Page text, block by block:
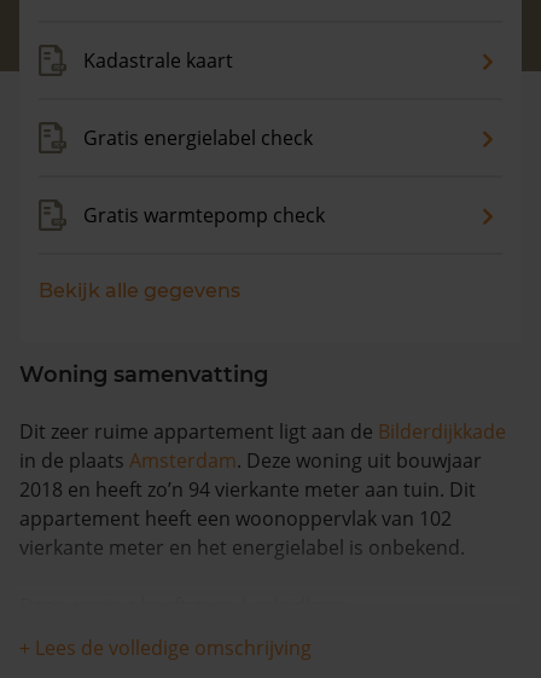
Kadastrale kaart
Gratis energielabel check
Gratis warmtepomp check
Bekijk alle gegevens
Woning samenvatting
Dit zeer ruime appartement ligt aan de Bilderdijkkade
in de plaats Amsterdam. Deze woning uit bouwjaar
2018 en heeft zo’n 94 vierkante meter aan tuin. Dit
appartement heeft een woonoppervlak van 102
vierkante meter en het energielabel is onbekend.
koopsominformatie en is in de afgelopen 12 maanden
meer dan 8% meer waard geworden. De woning is
+ Lees de volledige omschrijving